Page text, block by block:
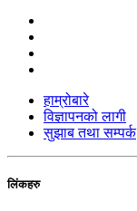
हाम्रोबारे
विज्ञापनको लागी
सुझाब तथा सम्पर्क
लिंकहरु